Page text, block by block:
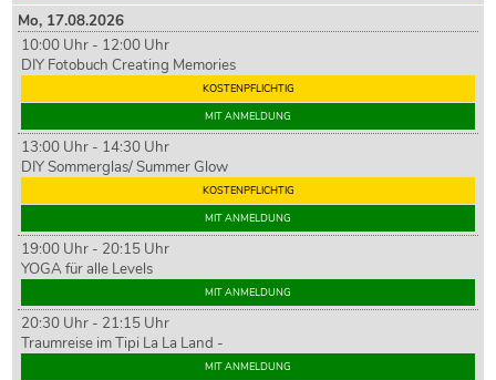
Mo, 17.08.2026
10:00 Uhr - 12:00 Uhr
DIY Fotobuch Creating Memories
KOSTENPFLICHTIG
MIT ANMELDUNG
13:00 Uhr - 14:30 Uhr
DIY Sommerglas/ Summer Glow
KOSTENPFLICHTIG
MIT ANMELDUNG
19:00 Uhr - 20:15 Uhr
YOGA für alle Levels
MIT ANMELDUNG
20:30 Uhr - 21:15 Uhr
Traumreise im Tipi La La Land -
MIT ANMELDUNG